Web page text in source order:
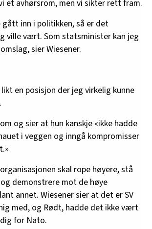
et avhørsrom, men vi sikter rett fram.
gått inn i politikken, så er det
ville vært. Som statsminister kan jeg
sier Wiesener.
en posisjon der jeg virkelig kunne
og sier at hun kanskje «ikke hadde
i veggen og inngå kompromisser
skal rope høyere, stå
demonstrere mot de høye
annet. Wiesener sier at det er SV
med, og Rødt, hadde det ikke vært
for Nato.